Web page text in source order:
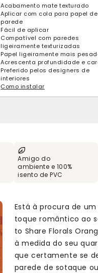
Acabamento mate texturado
Aplicar com cola para papel de
parede
Fácil de aplicar
Compatível com paredes
ligeiramente texturizadas
Papel ligeiramente mais
Acrescenta profundidade e
Preferido pelos designers de
interiores
Como instalar
Amigo do
ambiente e 100%
isento de PVC
Está à procura de
toque romântico ao
to Share Florals
à medida do seu
que certamente se
parede de sotaque